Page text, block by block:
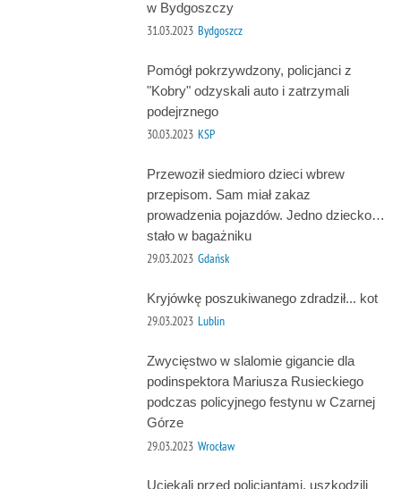
w Bydgoszczy
31.03.2023 Bydgoszcz
Pomógł pokrzywdzony, policjanci z
"Kobry" odzyskali auto i zatrzymali
podejrznego
30.03.2023 KSP
Przewoził siedmioro dzieci wbrew
przepisom. Sam miał zakaz
prowadzenia pojazdów. Jedno dziecko…
stało w bagażniku
29.03.2023 Gdańsk
Kryjówkę poszukiwanego zdradził... kot
29.03.2023 Lublin
Zwycięstwo w slalomie gigancie dla
podinspektora Mariusza Rusieckiego
podczas policyjnego festynu w Czarnej
Górze
29.03.2023 Wrocław
Uciekali przed policjantami, uszkodzili